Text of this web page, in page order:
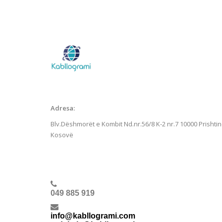
Adresa:
Blv.Dëshmorët e Kombit Nd.nr.56/8 K-2 nr.7 10000
Kosovë
049 885 919
info@kabllogrami.com